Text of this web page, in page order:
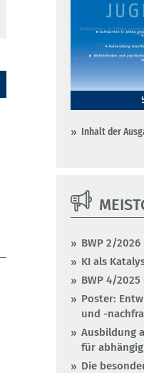
Inhalt der
BWP 2/
KI als
BWP 4/
Poster:
und -
Ausbildung
für
Die